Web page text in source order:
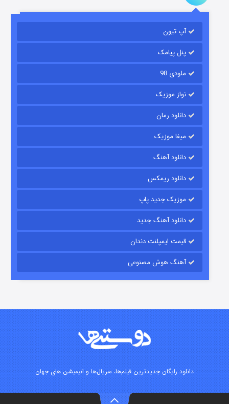
قسمت
قسمت۱۵ (دوبله) منتشر شد
آپ تیون
پنل پیامک
ملودی 98
نواز موزیک
دانلود رمان
میفا موزیک
دانلود آهنگ
دانلود ریمکس
موزیک جدید پاپ
دانلود آهنگ جدید
قیمت ایمپلنت دندان
آهنگ هوش مصنوعی
دانلود رایگان جدیدترین فیلم‌ها، سریال‌ها و انیمیشن های جهان